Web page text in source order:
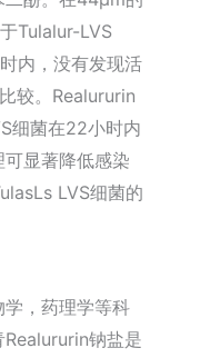
Tulalur-LVS
内，没有发现活
较。Realururin
细菌在22小时内
显著降低感染
LVS细菌的
，药理学等科
钠盐是